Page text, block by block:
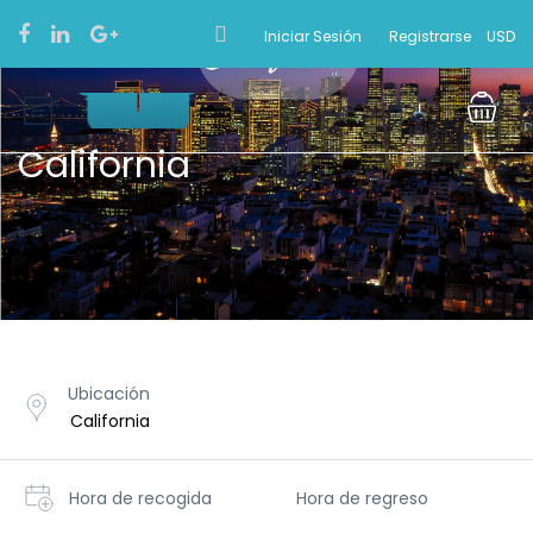
Iniciar Sesión Registrarse USD
California
Ubicación
Hora de recogida Hora de regreso